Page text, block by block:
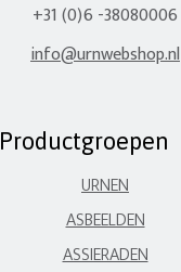
+31 (0)6 -38080006
info@urnwebshop.nl
Productgroepen
URNEN
ASBEELDEN
ASSIERADEN